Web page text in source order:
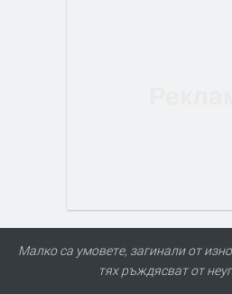
Малко са умовете, загинали от
тях ръждясват от